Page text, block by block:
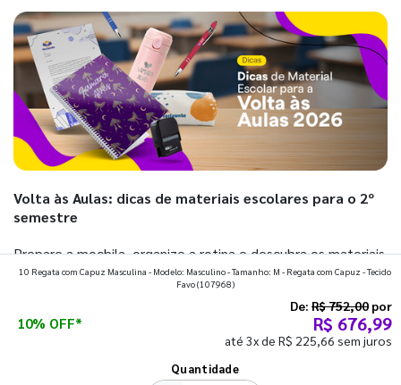
Volta às Aulas: dicas de materiais escolares para o 2º
semestre
Prepare a mochila, organize a rotina e descubra os materiais
que fazem toda diferença para começar o segundo
10 Regata com Capuz Masculina - Modelo: Masculino - Tamanho: M - Regata com Capuz - Tecido
Favo(107968)
10% OFF*
De: R$ 752,00 por
R$ 676,99
até 3x de R$ 225,66 sem juros
Quantidade